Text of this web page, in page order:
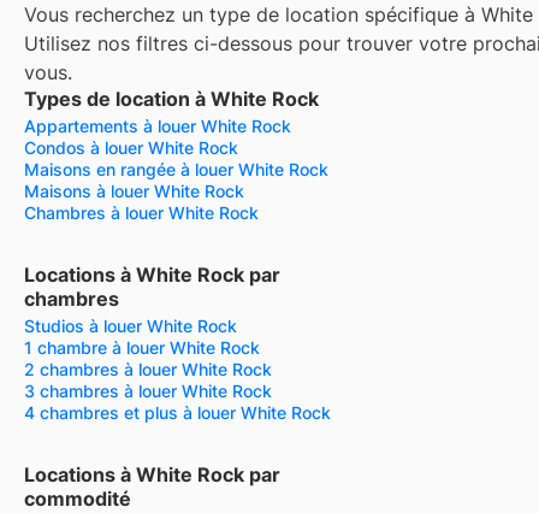
Vous recherchez un type de location spécifique à White
Utilisez nos filtres ci-dessous pour trouver votre
vous.
Types de location à White Rock
Appartements à louer White Rock
Condos à louer White Rock
Maisons en rangée à louer White Rock
Maisons à louer White Rock
Chambres à louer White Rock
Locations à White Rock par
chambres
Studios à louer White Rock
1 chambre à louer White Rock
2 chambres à louer White Rock
3 chambres à louer White Rock
4 chambres et plus à louer White Rock
Locations à White Rock par
commodité